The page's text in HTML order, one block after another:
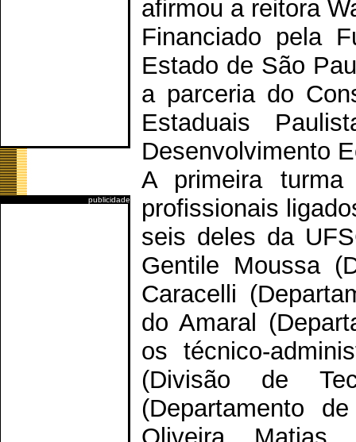
publicidade
afirmou a reitora
Financiado pela
Estado de São
a parceria do
Estaduais
Desenvolvimento
A primeira
profissionais
seis deles da
Gentile Moussa
Caracelli
do Amaral
os técnico-
(Divisão de
(Departamento